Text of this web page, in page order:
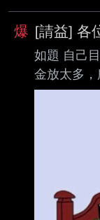
爆 [請益] 各
如題 自己
金放太多
而 且也會
為停泊資